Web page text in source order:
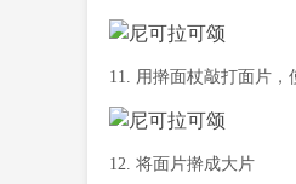
11. 用擀面杖敲打面片
12. 将面片擀成大片